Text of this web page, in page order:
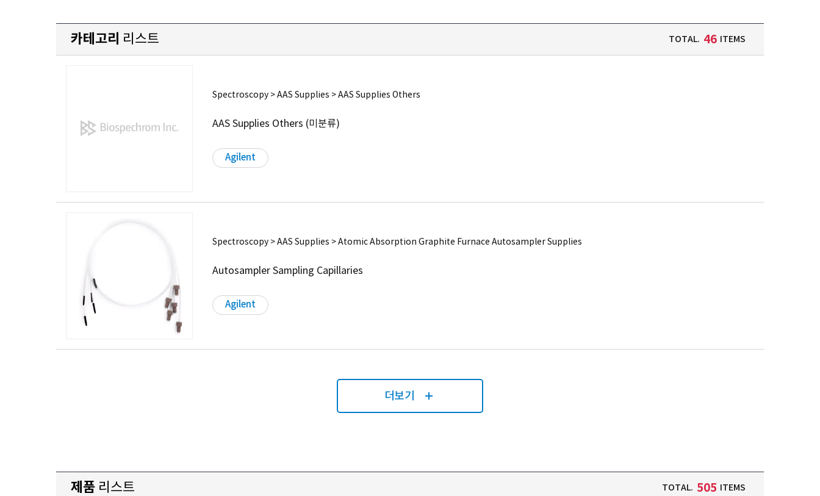
카테고리 리스트 TOTAL. 46 ITEMS
Spectroscopy > AAS Supplies > AAS Supplies Others
AAS Supplies Others (미분류)
Agilent
Spectroscopy > AAS Supplies > Atomic Absorption Graphite Furnace Autosampler Supplies
Autosampler Sampling Capillaries
Agilent
더보기
제품 리스트 TOTAL. 505 ITEMS